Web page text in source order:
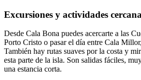
Excursiones y actividades
Desde Cala Bona puedes acercarte a las
Porto Cristo o pasar el día entre Cala
También hay rutas suaves por la costa y
esta parte de la isla. Son salidas fáciles,
una estancia corta.